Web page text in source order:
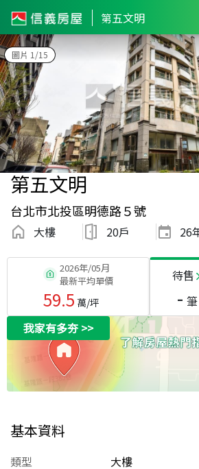
第五文明
圖片 1/15
第五文明
台北市北投區明德路５號
大樓 20戶 26
2026年/05月
最新平均單價
59.5 萬/坪
待售
- 筆
我家有多夯>>
基本資料
類型
大樓